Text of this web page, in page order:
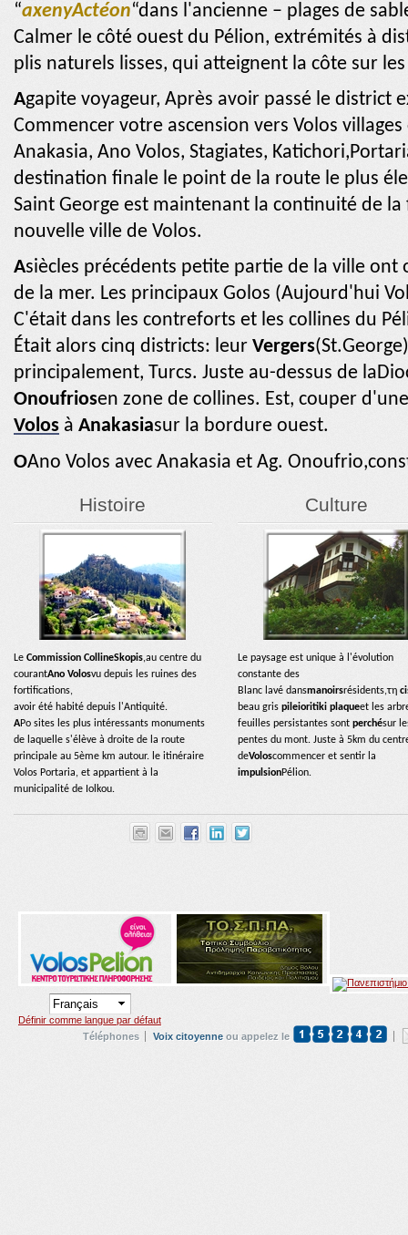
“axenyActéon“dans l'ancienne – plages de
Calmer le côté ouest du Pélion, extrémités à
plis naturels lisses, qui atteignent la côte sur
Agapite voyageur, Après avoir passé le district
Commencer votre ascension vers Volos
Anakasia, Ano Volos, Stagiates,
destination finale le point de la route le plus
Saint George est maintenant la continuité de
nouvelle ville de Volos.
Asiècles précédents petite partie de la ville ont
de la mer. Les principaux Golos (Aujourd'hui
C'était dans les contreforts et les collines du
Était alors cinq districts: leur Vergers
principalement, Turcs. Juste au-dessus de la
Onoufriosen zone de collines. Est, couper
Volos à Anakasiasur la bordure ouest.
ΟAno Volos avec Anakasia et Ag.
Histoire
Le Commission CollineSkopis,au centre du
courantAno Volosvu depuis les ruines des
fortifications,
avoir été habité depuis l'Antiquité.
APo sites les plus intéressants monuments
de laquelle s'élève à droite de la route
principale au 5ème km autour. le itinéraire
Volos Portaria, et appartient à la
municipalité de Iolkou.
Culture
Le paysage est unique à l'évolution
constante des
Blanc lavé dansmanoirsrésidents,τη
beau grispileioritiki plaqueet les
feuilles persistantes sontperchésur
pentes du mont. Juste à 5km du
deVoloscommencer et sentir la
impulsionPélion.
Définir comme langue par défaut
Téléphones
Voix citoyenne ou appelez le